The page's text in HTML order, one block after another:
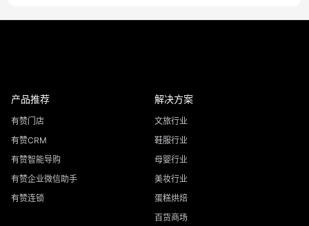
产品推荐
有赞门店
有赞CRM
有赞智能导购
有赞企业微信助手
有赞连锁
解决方案
文旅行业
鞋服行业
母婴行业
美妆行业
蛋糕烘焙
百货商场